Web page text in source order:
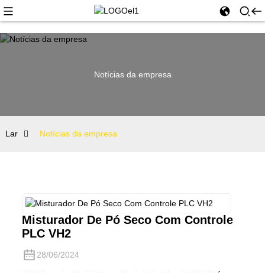
Notícias da empresa
Lar Notícias da empresa
Misturador De Pó Seco Com Controle
PLC VH2
28/06/2024